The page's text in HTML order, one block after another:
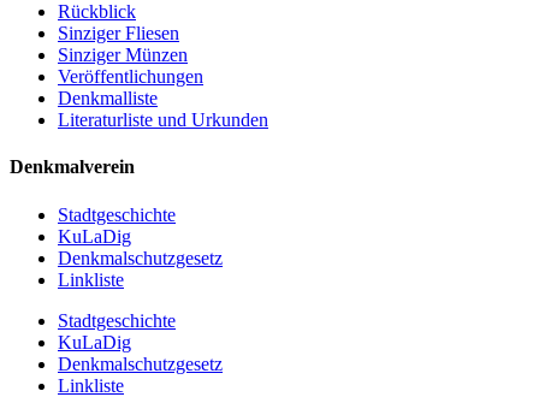
Rückblick
Sinziger Fliesen
Sinziger Münzen
Veröffentlichungen
Denkmalliste
Literaturliste und Urkunden
Denkmalverein
Stadtgeschichte
KuLaDig
Denkmalschutzgesetz
Linkliste
Stadtgeschichte
KuLaDig
Denkmalschutzgesetz
Linkliste